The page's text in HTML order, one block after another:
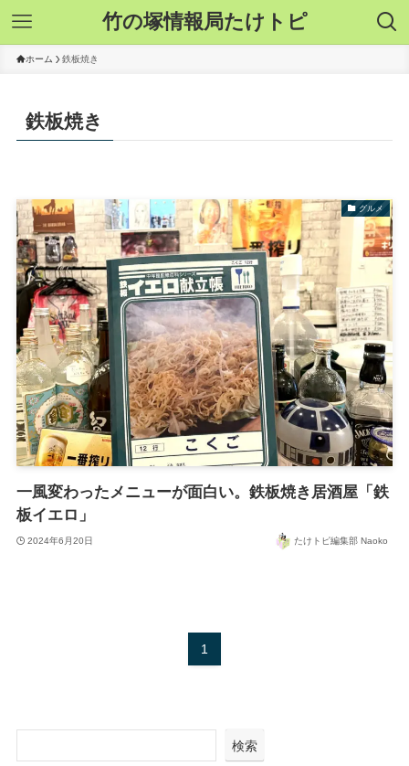
竹の塚情報局たけトピ
ホーム 鉄板焼き
鉄板焼き
グルメ
一風変わったメニューが面白い。鉄板焼き居酒屋「鉄
板イエロ」
2024年6月20日 たけトピ編集部 Naoko
1
検索